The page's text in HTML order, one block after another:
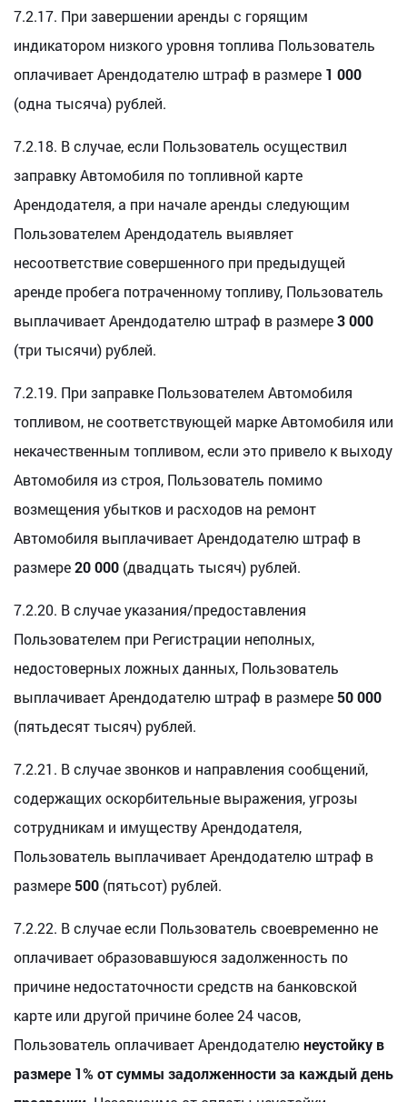
7.2.17. При завершении аренды с горящим
индикатором низкого уровня топлива Пользователь
оплачивает Арендодателю штраф в размере 1 000
(одна тысяча) рублей.
7.2.18. В случае, если Пользователь осуществил
заправку Автомобиля по топливной карте
Арендодателя, а при начале аренды следующим
Пользователем Арендодатель выявляет
несоответствие совершенного при предыдущей
аренде пробега потраченному топливу, Пользователь
выплачивает Арендодателю штраф в размере3 000
(три тысячи) рублей.
7.2.19. При заправке Пользователем Автомобиля
топливом, не соответствующей марке Автомобиля или
некачественным топливом, если это привело к выходу
Автомобиля из строя, Пользователь помимо
возмещения убытков и расходов на ремонт
Автомобиля выплачивает Арендодателю штраф в
размере20 000 (двадцать тысяч) рублей.
7.2.20. В случае указания/предоставления
Пользователем при Регистрации неполных,
недостоверных ложных данных, Пользователь
выплачивает Арендодателю штраф в размере 50 000
(пятьдесят тысяч) рублей.
7.2.21. В случае звонков и направления сообщений,
содержащих оскорбительные выражения, угрозы
сотрудникам и имуществу Арендодателя,
Пользователь выплачивает Арендодателю штраф в
размере 500 (пятьсот) рублей.
7.2.22. В случае если Пользователь своевременно не
оплачивает образовавшуюся задолженность по
причине недостаточности средств на банковской
карте или другой причине более 24 часов,
Пользователь оплачивает Арендодателюнеустойку в
размере 1% от суммы задолженности за каждый день